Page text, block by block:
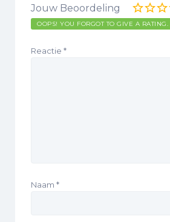
Jouw Beoordeling
OOPS! YOU FORGOT TO GIVE A RATING.
Reactie *
Naam *